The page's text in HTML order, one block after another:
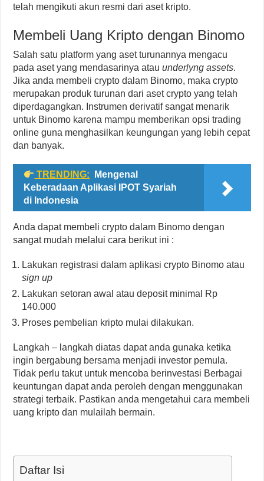
telah mengikuti akun resmi dari aset kripto.
Membeli Uang Kripto dengan Binomo
Salah satu platform yang aset turunannya mengacu
pada aset yang mendasarinya atauunderlyng assets.
Jika anda membeli crypto dalam Binomo, maka crypto
merupakan produk turunan dari aset crypto yang telah
diperdagangkan. Instrumen derivatif sangat menarik
untuk Binomo karena mampu memberikan opsi trading
online guna menghasilkan keungungan yang lebih cepat
dan banyak.
TRENDING:
Mengenal
Keberadaan Aplikasi IPOT Syariah
di Indonesia
Anda dapat membeli crypto dalam Binomo dengan
sangat mudah melalui cara berikut ini :
Lakukan registrasi dalam aplikasi crypto Binomo atau
sign up
Lakukan setoran awal atau deposit minimal Rp
140.000
Proses pembelian kripto mulai dilakukan.
Langkah – langkah diatas dapat anda gunaka ketika
ingin bergabung bersama menjadi investor pemula.
Tidak perlu takut untuk mencoba berinvestasi Berbagai
keuntungan dapat anda peroleh dengan menggunakan
strategi terbaik. Pastikan anda mengetahui cara membeli
uang kripto dan mulailah bermain.
Daftar Isi